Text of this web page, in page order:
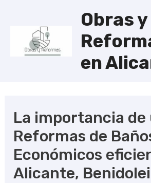
contenido
Obras y
en
La importancia de
Reformas de
Económicos
Alicante,